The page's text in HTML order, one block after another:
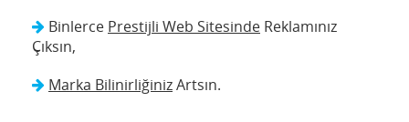
Binlerce Prestijli Web Sitesinde Reklamınız
Çıksın,
Marka BilinirliğinizArtsın.